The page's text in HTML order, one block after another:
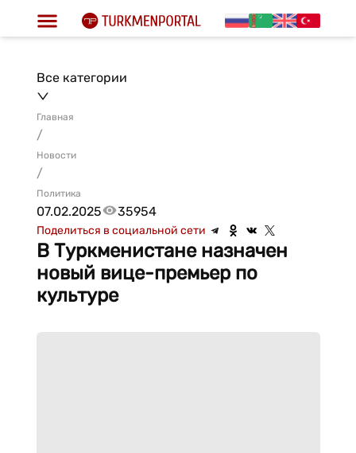
Все категории
Главная
/
Новости
/
Политика
07.02.2025 35954
Поделиться в социальной сети
В Туркменистане назначен
новый вице-премьер по
культуре